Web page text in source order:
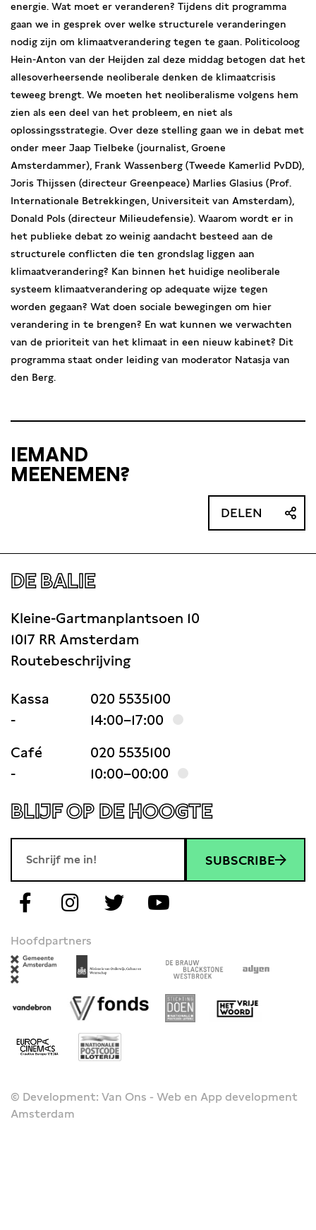
energie. Wat moet er veranderen? Tijdens dit programma
gaan we in gesprek over welke structurele veranderingen
nodig zijn om klimaatverandering tegen te gaan. Politicoloog
Hein-Anton van der Heijden zal deze middag betogen dat het
allesoverheersende neoliberale denken de klimaatcrisis
teweeg brengt. We moeten het neoliberalisme volgens hem
zien als een deel van het probleem, en niet als
oplossingsstrategie. Over deze stelling gaan we in debat met
onder meer Jaap Tielbeke (journalist, Groene
Amsterdammer), Frank Wassenberg (Tweede Kamerlid PvDD),
Joris Thijssen (directeur Greenpeace) Marlies Glasius (Prof.
Internationale Betrekkingen, Universiteit van Amsterdam),
Donald Pols (directeur Milieudefensie). Waarom wordt er in
het publieke debat zo weinig aandacht besteed aan de
structurele conflicten die ten grondslag liggen aan
klimaatverandering? Kan binnen het huidige neoliberale
systeem klimaatverandering op adequate wijze tegen
worden gegaan? Wat doen sociale bewegingen om hier
verandering in te brengen? En wat kunnen we verwachten
van de prioriteit van het klimaat in een nieuw kabinet? Dit
programma staat onder leiding van moderator Natasja van
den Berg.
IEMAND
MEENEMEN?
DELEN
DE BALIE
Kleine-Gartmanplantsoen 10
1017 RR Amsterdam
Routebeschrijving
Kassa
020 5535100
-
14:00–17:00
Café
020 5535100
-
10:00–00:00
BLIJF OP DE HOOGTE
SUBSCRIBE
Hoofdpartners
© Development: Van Ons - Web en App development
Amsterdam